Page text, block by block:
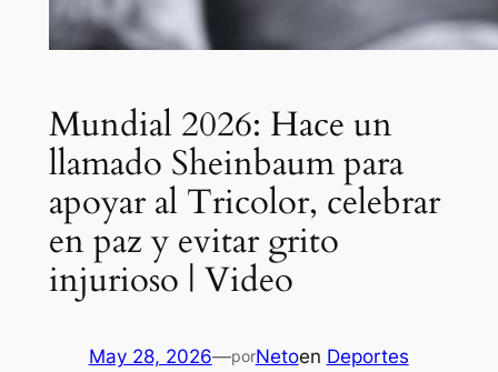
Mundial 2026: Hace un
llamado Sheinbaum para
apoyar al Tricolor, celebrar
en paz y evitar grito
injurioso | Video
May 28, 2026—porNetoen Deportes